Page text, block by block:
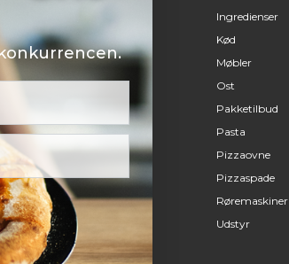
Ingredienser
Kød
Møbler
Ost
Pakketilbud
Pasta
Pizzaovne
Pizzaspade
Røremaskiner
Udstyr